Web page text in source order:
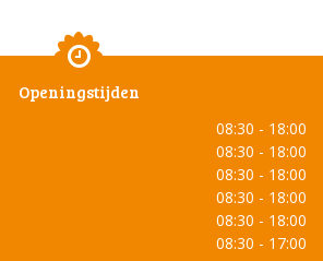
Openingstijden
08:30 - 18:00
08:30 - 18:00
08:30 - 18:00
08:30 - 18:00
08:30 - 18:00
08:30 - 17:00